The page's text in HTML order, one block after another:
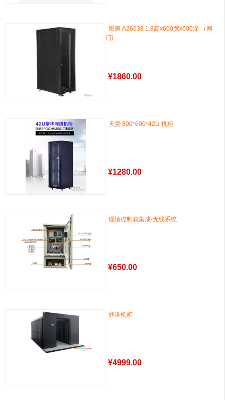
图腾 A26038 1.8高x600宽x600深 （网
门)
¥1860.00
天昊 800*600*42U 机柜
¥1280.00
现场控制箱集成-无线系统
¥650.00
通道机柜
¥4999.00